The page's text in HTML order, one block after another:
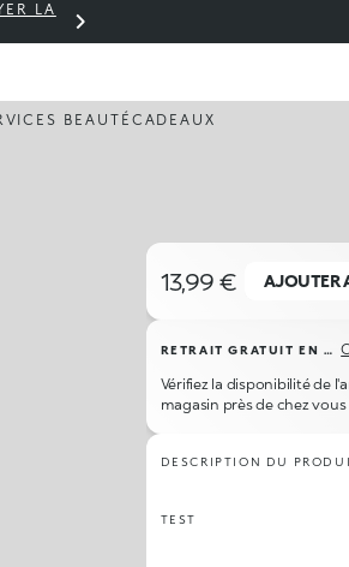
LA PANIER À 30 € ?
BEAUTÉ CADEAUX
13,99 € AJOUTER
RETRAIT GRATUIT EN MAGASIN
Vérifiez la disponibilité de
magasin près de chez vous
DESCRIPTION DU
TEST